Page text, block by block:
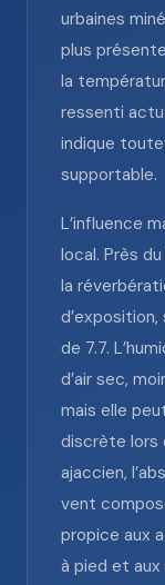
urbaines
plus
la
ressenti
indique
supportable.
L’influence
local. Près
la
de 7.7.
d’air sec,
mais elle
discrète lors
ajaccien,
vent
propice aux
à pied et